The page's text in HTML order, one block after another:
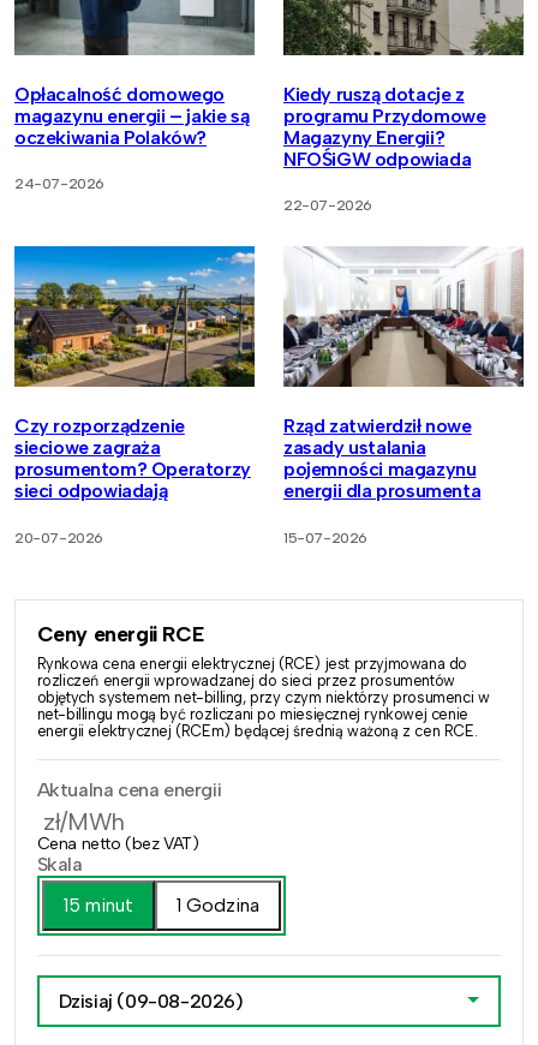
Opłacalność domowego
magazynu energii – jakie są
oczekiwania Polaków?
24-07-2026
Kiedy ruszą dotacje z
programu Przydomowe
Magazyny Energii?
NFOŚiGW odpowiada
22-07-2026
Czy rozporządzenie
sieciowe zagraża
prosumentom? Operatorzy
sieci odpowiadają
20-07-2026
Rząd zatwierdził nowe
zasady ustalania
pojemności magazynu
energii dla prosumenta
15-07-2026
Ceny energii RCE
Rynkowa cena energii elektrycznej (RCE) jest przyjmowana do
rozliczeń energii wprowadzanej do sieci przez prosumentów
objętych systemem net-billing, przy czym niektórzy prosumenci w
net-billingu mogą być rozliczani po miesięcznej rynkowej cenie
energii elektrycznej (RCEm) będącej średnią ważoną z cen RCE.
Aktualna cena energii
zł/MWh
Cena netto (bez VAT)
Skala
15 minut
1 Godzina
Dzisiaj (09-08-2026)